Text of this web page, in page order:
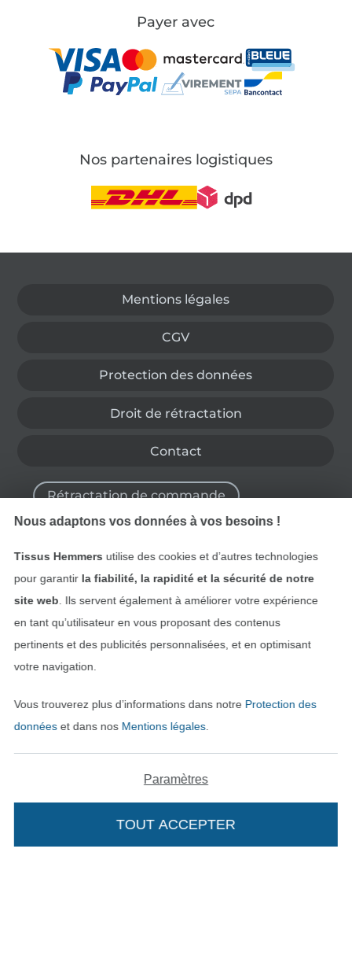
Ajouter à mon panier
Payer avec
Nos partenaires logistiques
Mentions légales
CGV
Protection des données
Droit de rétractation
Contact
Rétractation de commande
Deutsch
Nederlands
Passer à la boutique
Nous adaptons vos données à vos besoins !
Tissus Hemmers utilise des cookies et d’autres technologies
pour garantir la fiabilité, la rapidité et la sécurité de notre
site web . Ils servent également à améliorer votre expérience
en tant qu’utilisateur en vous proposant des contenus
pertinents et des publicités personnalisées, et en optimisant
votre navigation.
Vous trouverez plus d’informations dans notre Protection des
donnéeset dans nos Mentions légales.
Paramètres
TOUT ACCEPTER